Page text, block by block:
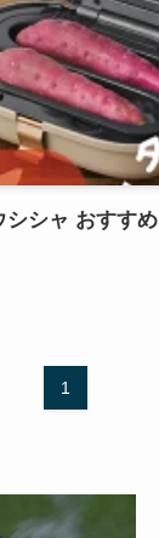
シシャ おすすめ
1